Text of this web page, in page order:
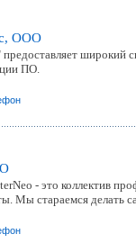
ООО
широкий
ПО.
- это коллектив
Мы стараемся делать